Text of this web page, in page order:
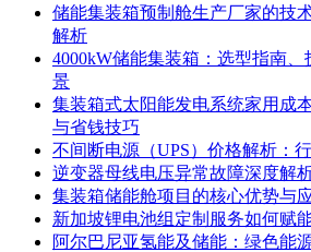
储能集装箱预制舱生产厂家的技
解析
4000kW储能集装箱：选型指南
景
集装箱式太阳能发电系统家用成
与省钱技巧
不间断电源（UPS）价格解析：
逆变器母线电压异常故障深度解
集装箱储能舱项目的核心优势与
新加坡锂电池组定制服务如何赋
阿尔巴尼亚氢能及储能：绿色能